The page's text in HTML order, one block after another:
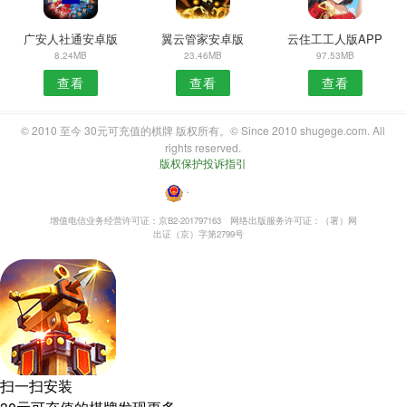
广安人社通安卓版
8.24MB
查看
翼云管家安卓版
23.46MB
查看
云住工工人版APP
97.53MB
查看
© 2010 至今 30元可充值的棋牌 版权所有。© Since 2010 shugege.com. All
rights reserved.
版权保护投诉指引
・
增值电信业务经营许可证：京B2-201797163
网络出版服务许可证：（署）网
出证（京）字第2799号
扫一扫安装